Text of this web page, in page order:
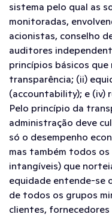
sistema pelo qual as
monitoradas,
acionistas, conselho
auditores
princípios básicos
transparência; (ii)
(accountability); e (iv)
Pelo princípio da
administração deve
só o desempenho
mas também todos
intangíveis) que
equidade entende-
de todos os grupos
clientes,